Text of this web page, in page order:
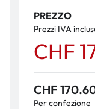
PREZZO
Prezzi IVA
CHF
CHF
Per confezione